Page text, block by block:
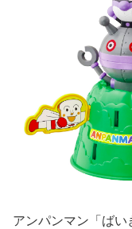
アンパンマン「ば